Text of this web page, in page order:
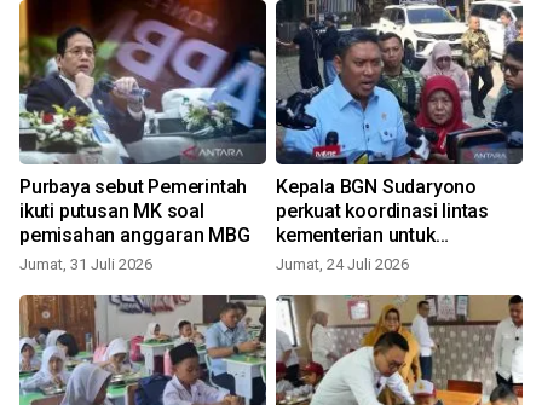
Purbaya sebut Pemerintah
ikuti putusan MK soal
pemisahan anggaran MBG
Jumat, 31 Juli 2026
Kepala BGN Sudaryono
perkuat koordinasi lintas
kementerian untuk
pelaksanaan MBG
Jumat, 24 Juli 2026